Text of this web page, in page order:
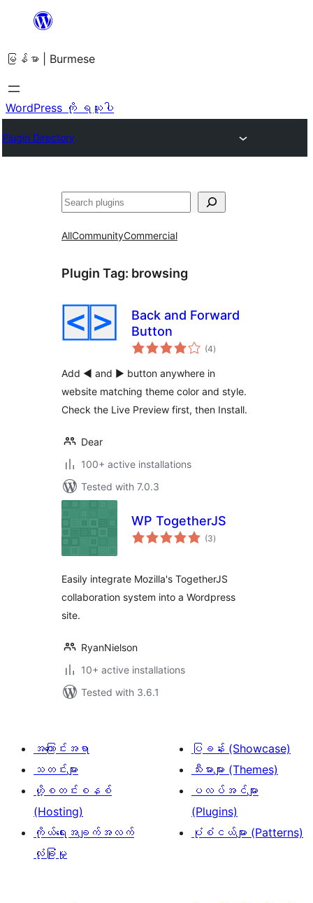
အကြောင်းအရာ
ကျော်သွား
ရန်
မြန်မာ | Burmese
WordPress ကို ရယူပါ
Plugin Directory
ရှာ
AllCommunityCommercial
Plugin Tag: browsing
Back and Forward
Button
(4total
ratings
)
Add ◄ and ► button anywhere in
website matching theme color and style.
Check the Live Preview first, then Install.
Dear
100+ active installations
Tested with 7.0.3
WP TogetherJS
(3total
ratings
)
Easily integrate Mozilla's TogetherJS
collaboration system into a Wordpress
site.
RyanNielson
10+ active installations
Tested with 3.6.1
အကြောင်းအရာ
သတင်းများ
ဟို့စတင်းစနစ်
(Hosting)
ကိုယ်ရေးအချက်အလက်
လုံခြုံမှု
ပြခန်း (Showcase)
သီးမားများ (Themes)
ပလပ်အင်များ
(Plugins)
ပုံစံငယ်များ (Patterns)